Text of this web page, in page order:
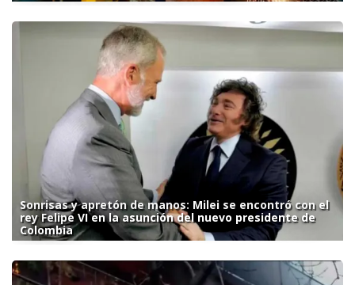
Sonrisas y apretón de manos: Milei se encontró con el
rey Felipe VI en la asunción del nuevo presidente de
Colombia